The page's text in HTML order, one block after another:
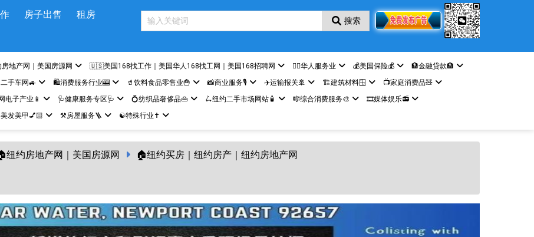
房子出售 租房
搜索
地产网｜美国房源网 🇺🇸美国168找工作｜美国华人168找工网｜美国168招聘网 🤵‍♀️华人服务业 💰美国保险💰
🏦金融贷款🏦
手车网🚙
🛍️消费服务行业🎰 🥤饮料食品零售业🍟 📸商业服务🎙️ ✈️运输报关🚢 🏗️建筑材料🪟
📺家庭消费品🧸
电子产业📱
🩺健康服务专区🩺 💍纺织品奢侈品👜 🛴纽约二手市场网站🧴 🎼综合消费服务🎨
🎞️媒体娱乐📻
美发美甲💅🏻
⚒️房屋服务🪜 ☯️特殊行业✝️
纽约房地产网｜美国房源网 🏠纽约买房｜纽约房产｜纽约房地产网